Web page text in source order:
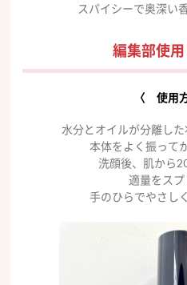
スパイシーで奥深い
編集部使用
〈 使用
水分とオイルが分離し
本体をよく振って
洗顔後、肌から
適量をスプ
手のひらでやさし